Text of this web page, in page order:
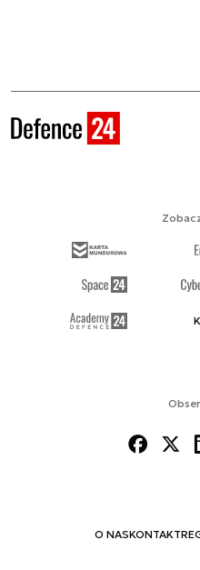
O NASKONTAKT